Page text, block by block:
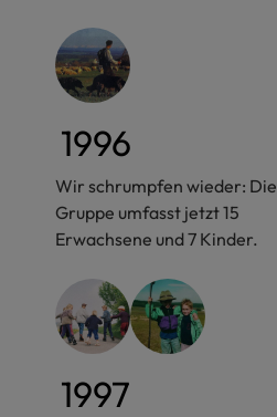
1996
Wir schrumpfen wieder: Die
Gruppe umfasst jetzt 15
Erwachsene und 7 Kinder.
1997